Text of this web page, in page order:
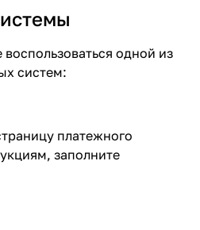
одной из
систем:
платежного
заполните